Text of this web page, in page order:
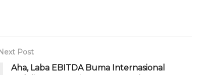
Post
Aha, Laba EBITDA Buma Internasional